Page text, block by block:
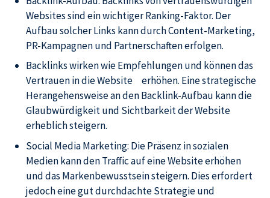
Websites sind ein wichtiger Ranking-Faktor. Der
Aufbau solcher Links kann durch Content-Marketing,
PR-Kampagnen und Partnerschaften erfolgen.
Backlinks wirken wie Empfehlungen und können das
Vertrauen in die Website erhöhen. Eine strategische
Herangehensweise an den Backlink-Aufbau kann die
Glaubwürdigkeit und Sichtbarkeit der Website
erheblich steigern.
Social Media Marketing: Die Präsenz in sozialen
Medien kann den Traffic auf eine Website erhöhen
und das Markenbewusstsein steigern. Dies erfordert
jedoch eine gut durchdachte Strategie und